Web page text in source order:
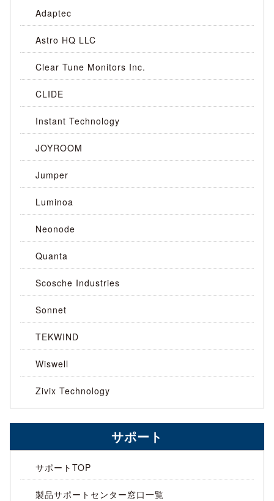
Adaptec
Astro HQ LLC
Clear Tune Monitors Inc.
CLIDE
Instant Technology
JOYROOM
Jumper
Luminoa
Neonode
Quanta
Scosche Industries
Sonnet
TEKWIND
Wiswell
Zivix Technology
サポート
サポートTOP
製品サポートセンター窓口一覧